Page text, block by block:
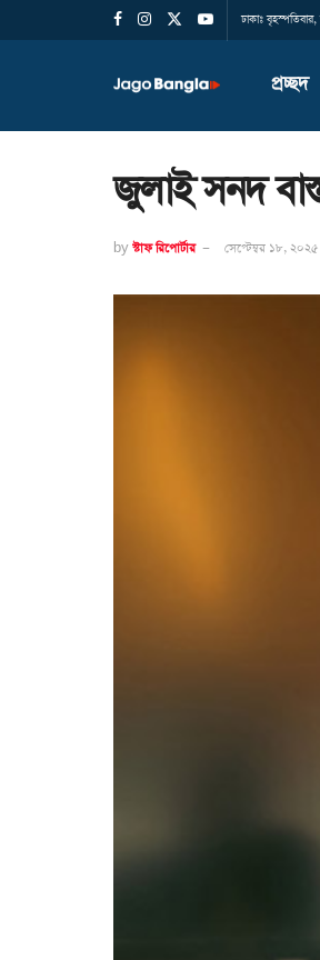
ঢাকাঃ
প্রচ্ছদ
জুলাই সনদ
by স্টাফ রিপোর্টার সেপ্টেম্বর ১৮, ২০২৫